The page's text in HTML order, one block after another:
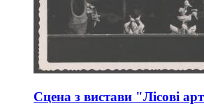
Сцена з вистави "Лісові